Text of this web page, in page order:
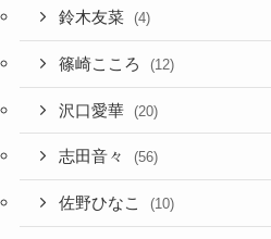
鈴木友菜 (4)
篠崎こころ (12)
沢口愛華 (20)
志田音々 (56)
佐野ひなこ (10)